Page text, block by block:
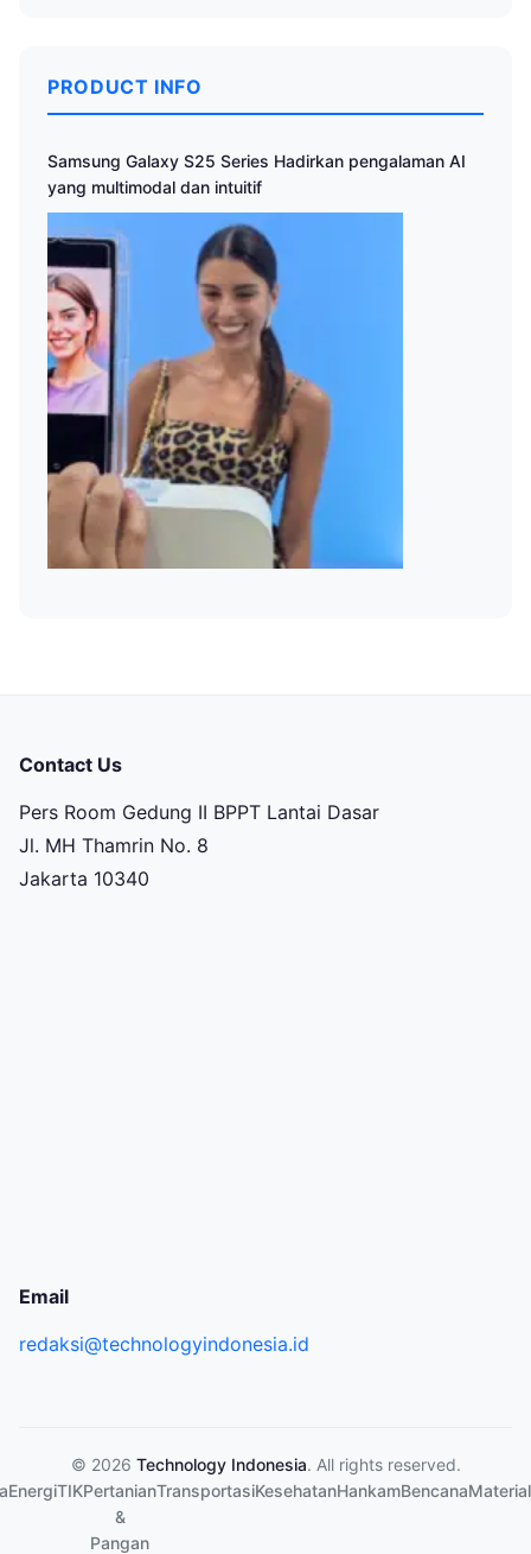
PRODUCT INFO
Samsung Galaxy S25 Series Hadirkan pengalaman AI
yang multimodal dan intuitif
Contact Us
Pers Room Gedung II BPPT Lantai Dasar
Jl. MH Thamrin No. 8
Jakarta 10340
Email
redaksi@technologyindonesia.id
© 2026 Technology Indonesia. All rights reserved.
EnergiTIKPertanian
&
Pangan
TransportasiKesehatanHankamBencanaMaterial